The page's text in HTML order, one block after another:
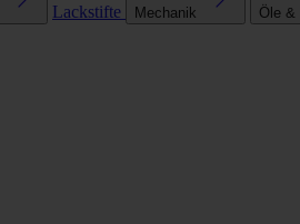
Lackstifte Mechanik Öle &